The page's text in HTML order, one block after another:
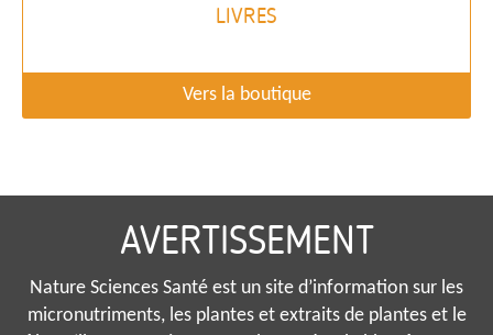
LIVRES
Vers la boutique
AVERTISSEMENT
Nature Sciences Santé est un site d’information sur les
micronutriments, les plantes et extraits de plantes et le